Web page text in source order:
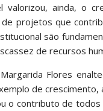
valorizou, ainda, o
de projetos que
são
de recursos
Flores
de crescimento,
o contributo de